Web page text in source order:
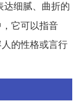
细腻、曲折的
它可以指音
的性格或言行